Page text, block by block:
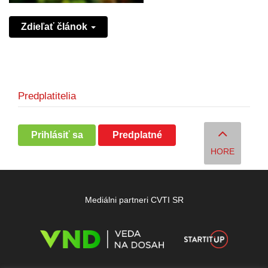
Zdieľať článok
Predplatitelia
Prihlásiť sa Predplatné
HORE
Mediálni partneri CVTI SR